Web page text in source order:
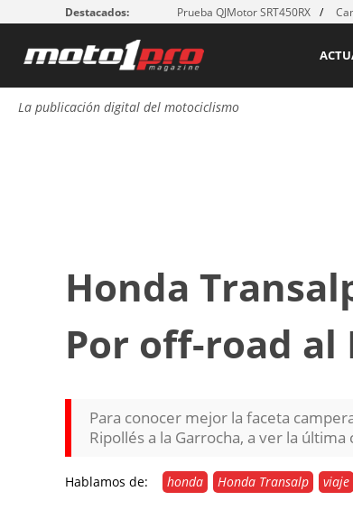
Destacados: Prueba QJMotor SRT450RX
La publicación digital del motociclismo
Honda
Por off-road
Para conocer mejor la faceta
Ripollés a la Garrocha, a ver la
Hablamos de: honda Honda Transalp viaje